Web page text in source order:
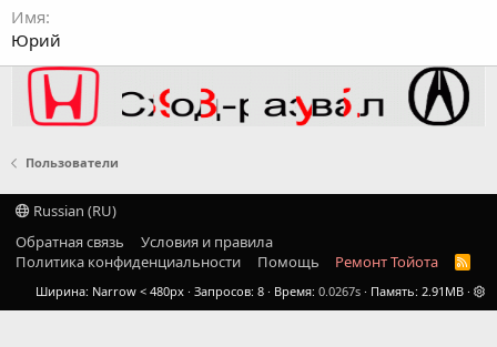
Имя
Юрий
Пользователи
Russian (RU)
Обратная связь
Условия и правила
Политика конфиденциальности
Помощь Ремонт Тойота
R
S
S
Ширина Запросов 8 Время 0.0267s Память 2.91MB